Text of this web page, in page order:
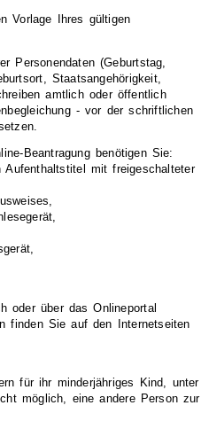
Vorlage Ihres gültigen
Personendaten (Geburtstag,
Staatsangehörigkeit,
amtlich oder öffentlich
- vor der schriftlichen
Beantragung benötigen Sie:
mit freigeschalteter
oder über das Onlineportal
finden Sie aufden Internetseiten
für ihr minderjähriges Kind, unter
möglich, eine andere Person zur